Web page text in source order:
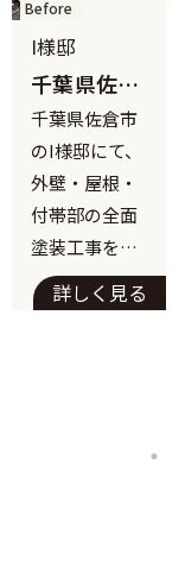
O様邸
千葉県印西
市 O様邸｜
最高峰のフ
ッ素塗料で
美観と遮熱
を両立！白
い外壁でも
汚れ知らず
皆さんこんに
ちは！ 千葉県
を中心に活動
しておりま
す、株式会社
K.S美装です。
詳しく見る